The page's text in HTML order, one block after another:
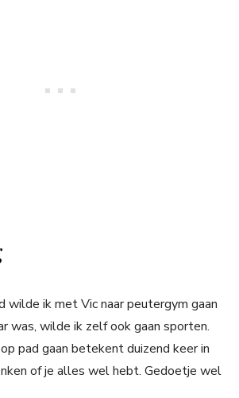
wilde ik met Vic naar peutergym gaan
was, wilde ik zelf ook gaan sporten.
pad gaan betekent duizend keer in
of je alles wel hebt. Gedoetje wel